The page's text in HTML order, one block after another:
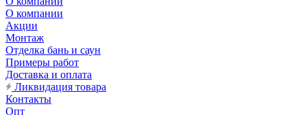
О компании
Акции
Монтаж
Отделка бань и саун
Примеры работ
Доставка и оплата
Ликвидация товара
Контакты
Опт